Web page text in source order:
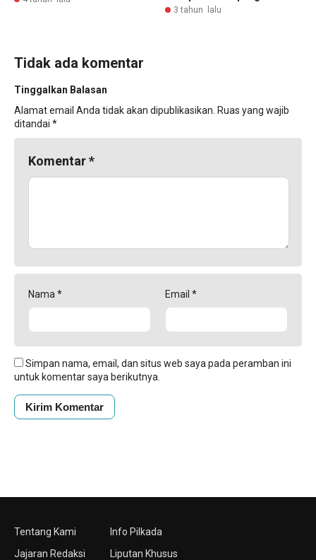
3 tahun lalu
Tidak ada komentar
Tinggalkan Balasan
Alamat email Anda tidak akan dipublikasikan. Ruas yang wajib
ditandai *
Komentar*
Nama * Email *
Simpan nama, email, dan situs web saya pada peramban ini
untuk komentar saya berikutnya.
Tentang Kami
Jajaran Redaksi
Info Pilkada
Liputan Khusus